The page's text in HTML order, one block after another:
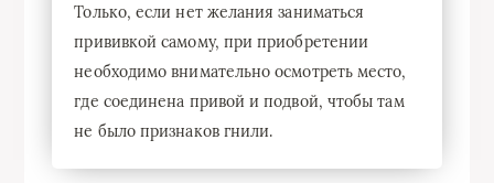
Только, если нет желания заниматься
прививкой самому, при приобретении
необходимо внимательно осмотреть место,
где соединена привой и подвой, чтобы там
не было признаков гнили.